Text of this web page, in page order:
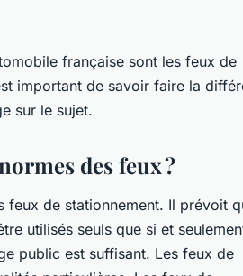
française sont les feux de
important de savoir faire la
sur le sujet.
des feux ?
de stationnement. Il prévoit
utilisés seuls que si et
public est suffisant. Les feux de